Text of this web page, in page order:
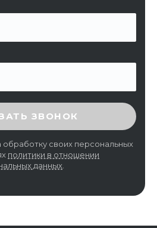
КОД
ЗВОНОК
обработку своих персональных
политики в отношении
данных